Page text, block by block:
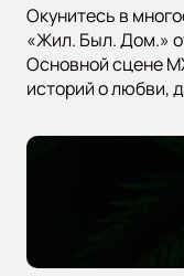
Окунитесь в
«Жил. Был. Дом.»
Основной сцене
историй о любви,